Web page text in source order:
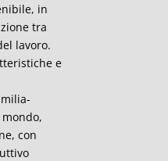
in
tra
lavoro.
e
con